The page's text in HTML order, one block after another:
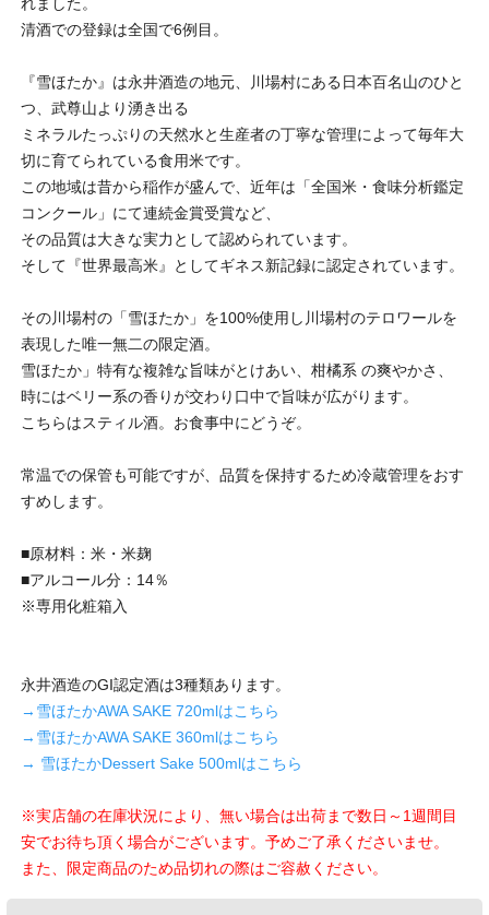
清酒での登録は全国で6例目。
『雪ほたか』は永井酒造の地元、川場村にある日本百名山のひと
つ、武尊山より湧き出る
ミネラルたっぷりの天然水と生産者の丁寧な管理によって毎年大
切に育てられている食用米です。
この地域は昔から稲作が盛んで、近年は「全国米・食味分析鑑定
コンクール」にて連続金賞受賞など、
その品質は大きな実力として認められています。
そして『世界最高米』としてギネス新記録に認定されています。
その川場村の「雪ほたか」を100%使用し川場村のテロワールを
表現した唯一無二の限定酒。
雪ほたか」特有な複雑な旨味がとけあい、柑橘系 の爽やかさ、
時にはベリー系の香りが交わり口中で旨味が広がります。
こちらはスティル酒。お食事中にどうぞ。
常温での保管も可能ですが、品質を保持するため冷蔵管理をおす
すめします。
■原材料：米・米麹
■アルコール分：14％
※専用化粧箱入
永井酒造のGI認定酒は3種類あります。
→雪ほたかAWA SAKE 720mlはこちら
→雪ほたかAWA SAKE 360mlはこちら
→ 雪ほたかDessert Sake 500mlはこちら
※実店舗の在庫状況により、無い場合は出荷まで数日～1週間目
安でお待ち頂く場合がございます。予めご了承くださいませ。
また、限定商品のため品切れの際はご容赦ください。